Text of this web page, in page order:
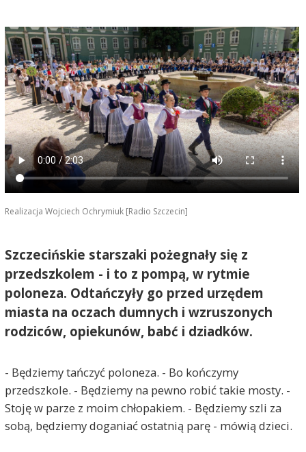
Realizacja Wojciech Ochrymiuk [Radio Szczecin]
Szczecińskie starszaki pożegnały się z
przedszkolem - i to z pompą, w rytmie
poloneza. Odtańczyły go przed urzędem
miasta na oczach dumnych i wzruszonych
rodziców, opiekunów, babć i dziadków.
- Będziemy tańczyć poloneza. - Bo kończymy
przedszkole. - Będziemy na pewno robić takie mosty. -
Stoję w parze z moim chłopakiem. - Będziemy szli za
sobą, będziemy doganiać ostatnią parę - mówią dzieci.